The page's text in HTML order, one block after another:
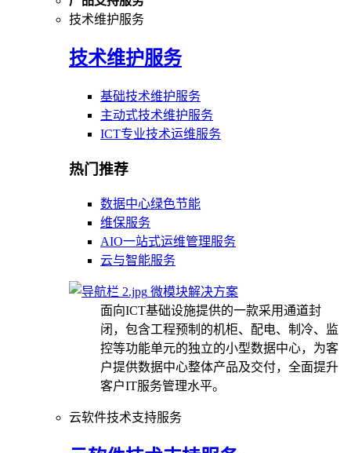
技术维护服务
技术维护服务
基础技术维护服务
主动式技术维护服务
ICT专业技术运维服务
热门推荐
数据中心绿色节能
维保服务
AIO一站式运维管理服务
云与智能服务
微模块解决方案
面向ICT基础设施提供的一款采用通道封
闭，包含工程预制的机柜、配电、制冷、监
控等功能单元的独立的小型数据中心，为客
户提供数据中心整体产品及交付，全面提升
客户IT服务管理水平。
云软件技术支持服务